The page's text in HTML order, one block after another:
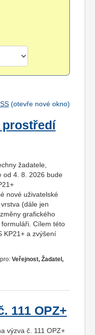
(otevře nové okno)
prostředí
žadatele,
od 4. 8. 2026 bude
nové uživatelské
(dále jen
grafického
Cílem této
KP21+ a zvýšení
Veřejnost, Žadatel,
111 OPZ+
výzva č. 111 OPZ+